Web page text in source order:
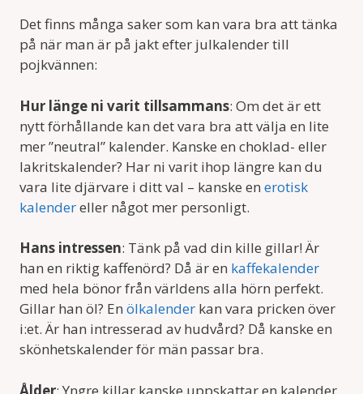
Det finns många saker som kan vara bra att tänka
på när man är på jakt efter julkalender till
pojkvännen:
Hur länge ni varit tillsammans: Om det är ett
nytt förhållande kan det vara bra att välja en lite
mer ”neutral” kalender. Kanske en choklad- eller
lakritskalender? Har ni varit ihop längre kan du
vara lite djärvare i ditt val – kanske en erotisk
kalendereller något mer personligt.
Hans intressen: Tänk på vad din kille gillar! Är
han en riktig kaffenörd? Då är en kaffekalender
med hela bönor från världens alla hörn perfekt.
Gillar han öl? En ölkalender kan vara pricken över
i:et. Är han intresserad av hudvård? Då kanske en
skönhetskalender för män passar bra.
Ålder: Yngre killar kanske uppskattar en kalender